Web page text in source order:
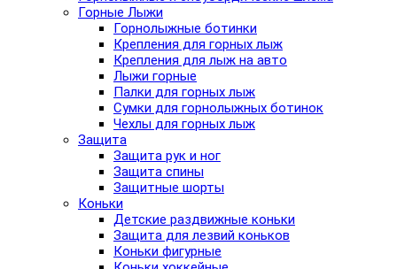
Горные Лыжи
Горнолыжные ботинки
Крепления для горных лыж
Крепления для лыж на авто
Лыжи горные
Палки для горных лыж
Сумки для горнолыжных ботинок
Чехлы для горных лыж
Защита
Защита рук и ног
Защита спины
Защитные шорты
Коньки
Детские раздвижные коньки
Защита для лезвий коньков
Коньки фигурные